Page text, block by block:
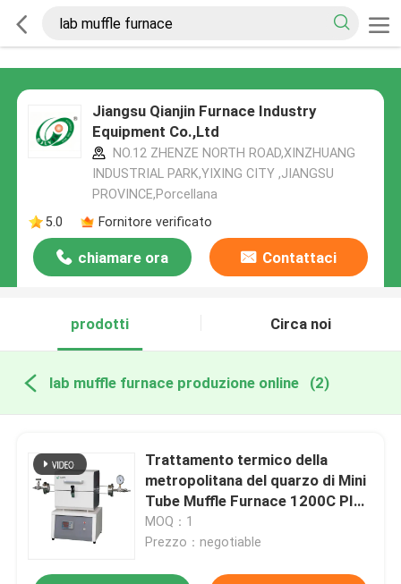
Jiangsu Qianjin Furnace Industry
Equipment Co.,Ltd
NO.12 ZHENZE NORTH ROAD,XINZHUANG
INDUSTRIAL PARK,YIXING CITY ,JIANGSU
PROVINCE,Porcellana
5.0
Fornitore verificato
chiamare ora Contattaci
prodotti Circa noi
lab muffle furnace produzione online (2)
Trattamento termico della
metropolitana del quarzo di Mini
Tube Muffle Furnace 1200C PID
del laboratorio
MOQ：1
Prezzo：negotiable